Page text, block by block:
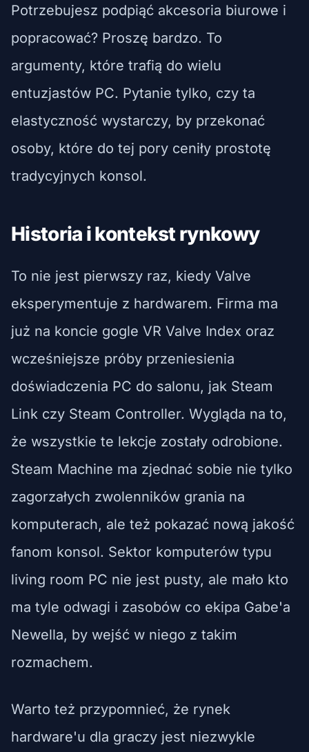
Potrzebujesz podpiąć akcesoria biurowe i
popracować? Proszę bardzo. To
argumenty, które trafią do wielu
entuzjastów PC. Pytanie tylko, czy ta
elastyczność wystarczy, by przekonać
osoby, które do tej pory ceniły prostotę
tradycyjnych konsol.
Historia i kontekst rynkowy
To nie jest pierwszy raz, kiedy Valve
eksperymentuje z hardwarem. Firma ma
już na koncie gogle VR Valve Index oraz
wcześniejsze próby przeniesienia
doświadczenia PC do salonu, jak Steam
Link czy Steam Controller. Wygląda na to,
że wszystkie te lekcje zostały odrobione.
Steam Machine ma zjednać sobie nie tylko
zagorzałych zwolenników grania na
komputerach, ale też pokazać nową jakość
fanom konsol. Sektor komputerów typu
living room PC nie jest pusty, ale mało kto
ma tyle odwagi i zasobów co ekipa Gabe'a
Newella, by wejść w niego z takim
rozmachem.
Warto też przypomnieć, że rynek
hardware'u dla graczy jest niezwykle